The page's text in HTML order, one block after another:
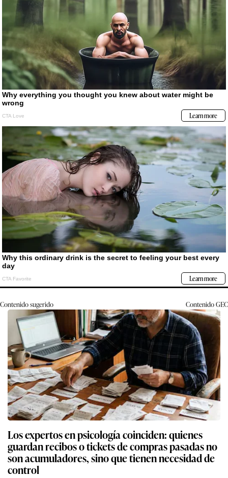
Contenido sugerido ContenidoGEC
Los expertos en psicología coinciden: quienes
guardan recibos o tickets de compras pasadas no
son acumuladores, sino que tienen necesidad de
control